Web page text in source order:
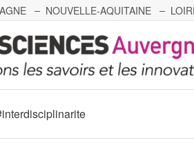
NOUVELLE-AQUITAINE
GRAND EST BOURGOGNE-FRANCHE-